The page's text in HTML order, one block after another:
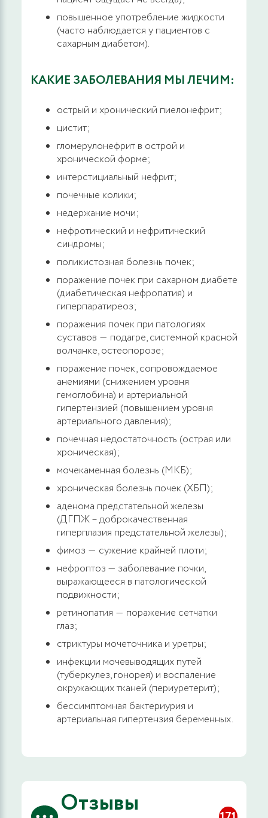
повышенное употребление жидкости
(часто наблюдается у пациентов с
сахарным диабетом).
КАКИЕ ЗАБОЛЕВАНИЯ МЫ ЛЕЧИМ:
острый и хронический пиелонефрит;
цистит;
гломерулонефрит в острой и
хронической форме;
интерстициальный нефрит;
почечные колики;
недержание мочи;
нефротический и нефритический
синдромы;
поликистозная болезнь почек;
поражение почек при сахарном диабете
(диабетическая нефропатия) и
гиперпаратиреоз;
поражения почек при патологиях
суставов ― подагре, системной красной
волчанке, остеопорозе;
поражение почек, сопровождаемое
анемиями (снижением уровня
гемоглобина) и артериальной
гипертензией (повышением уровня
артериального давления);
почечная недостаточность (острая или
хроническая);
мочекаменная болезнь (МКБ);
хроническая болезнь почек (ХБП);
аденома предстательной железы
(ДГПЖ – доброкачественная
гиперплазия предстательной железы);
фимоз ― сужение крайней плоти;
нефроптоз — заболевание почки,
выражающееся в патологической
подвижности;
ретинопатия ― поражение сетчатки
глаз;
стриктуры мочеточника и уретры;
инфекции мочевыводящих путей
(туберкулез, гонорея) и воспаление
окружающих тканей (периуретерит);
бессимптомная бактериурия и
артериальная гипертензия беременных.
Отзывы